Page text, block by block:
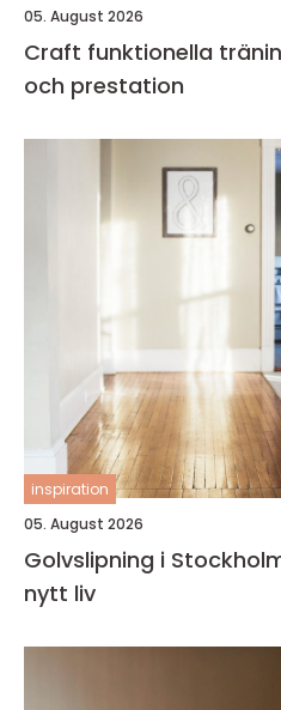
05. August 2026
Craft funktionella träningskläder för vardag
och prestation
inspiration
05. August 2026
Golvslipning i
nytt liv